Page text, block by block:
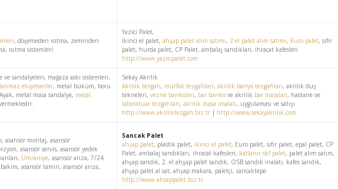
, döşemeden ısıtma, zeminden
ısıtma sistemleri
Yazici Palet,
İkinci el palet, ahşap palet alım satımı, 2 el palet alım satımı, Euro palet, sıfır
palet, hurda palet, CP Palet, ambalaj sandıkları, ihracat kafesleri
http://www.yazicipalet.com
ve sandalyeleri, mağaza askı sistemleri,
ekipmanlar, metal büküm, boru
metal masa sandalye, metal
Sekay Akrilik
Akrilik tezgah, mutfak tezgahları, akrilik banyo tezgahları, akrilik duş
tekneleri, vezne bankoları, bar banko ve akrilik bar masaları, hastane ve
laboratuar tezgahları, akrilik masa imalatı, uygulaması ve satışı
http://www.akriliktezgah.biz.tr | http://www.sekayakrilik.com
asansör montaj, asansör
asansör servis, asansör yedek
Ümraniye, asansör arıza, 7/24
asansör tamiri, asansör arıza,
Sancak Palet
ahşap palet, plastik palet, ikinci el palet, Euro palet, sıfır palet, epal palet, CP
Palet, ambalaj sandıkları, ihracat kafesleri, katlanır skf palet, palet alım satım,
ahşap sandık, 2. el ahşap palet sandık, OSB sandık inalatı, kafes sandık,
ahşap palet al sat, ahşap makara, paletçi, sancaktepe
http://www.ahsappalet.biz.tr